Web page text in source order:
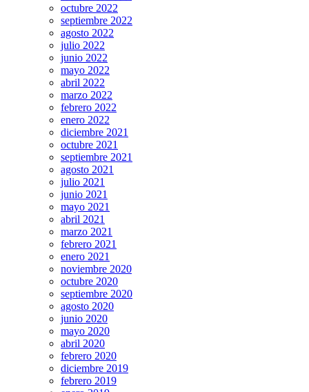
octubre 2022
septiembre 2022
agosto 2022
julio 2022
junio 2022
mayo 2022
abril 2022
marzo 2022
febrero 2022
enero 2022
diciembre 2021
octubre 2021
septiembre 2021
agosto 2021
julio 2021
junio 2021
mayo 2021
abril 2021
marzo 2021
febrero 2021
enero 2021
noviembre 2020
octubre 2020
septiembre 2020
agosto 2020
junio 2020
mayo 2020
abril 2020
febrero 2020
diciembre 2019
febrero 2019